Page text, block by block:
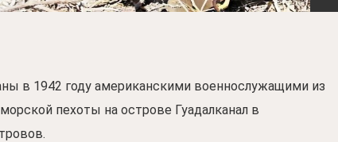
в 1942 году американскими военнослужащими из
пехоты на острове Гуадалканал в